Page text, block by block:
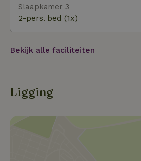
Slaapkamer 3
2-pers. bed (1x)
Bekijk alle faciliteiten
Ligging